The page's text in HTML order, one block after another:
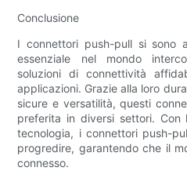
Conclusione
I connettori push-pull si sono
essenziale nel mondo
soluzioni di connettività
applicazioni. Grazie alla loro
sicure e versatilità, questi
preferita in diversi settori. Con
tecnologia, i connettori push-
progredire, garantendo che il
connesso.